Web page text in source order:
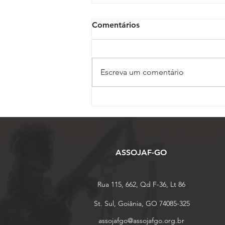
Comentários
Escreva um comentário
ASSOJAF-GO
Rua 115, 662, Qd F-36, Lt 86
St. Sul, Goiânia, GO 74085-325
assojafgo@assojafgo.org.br